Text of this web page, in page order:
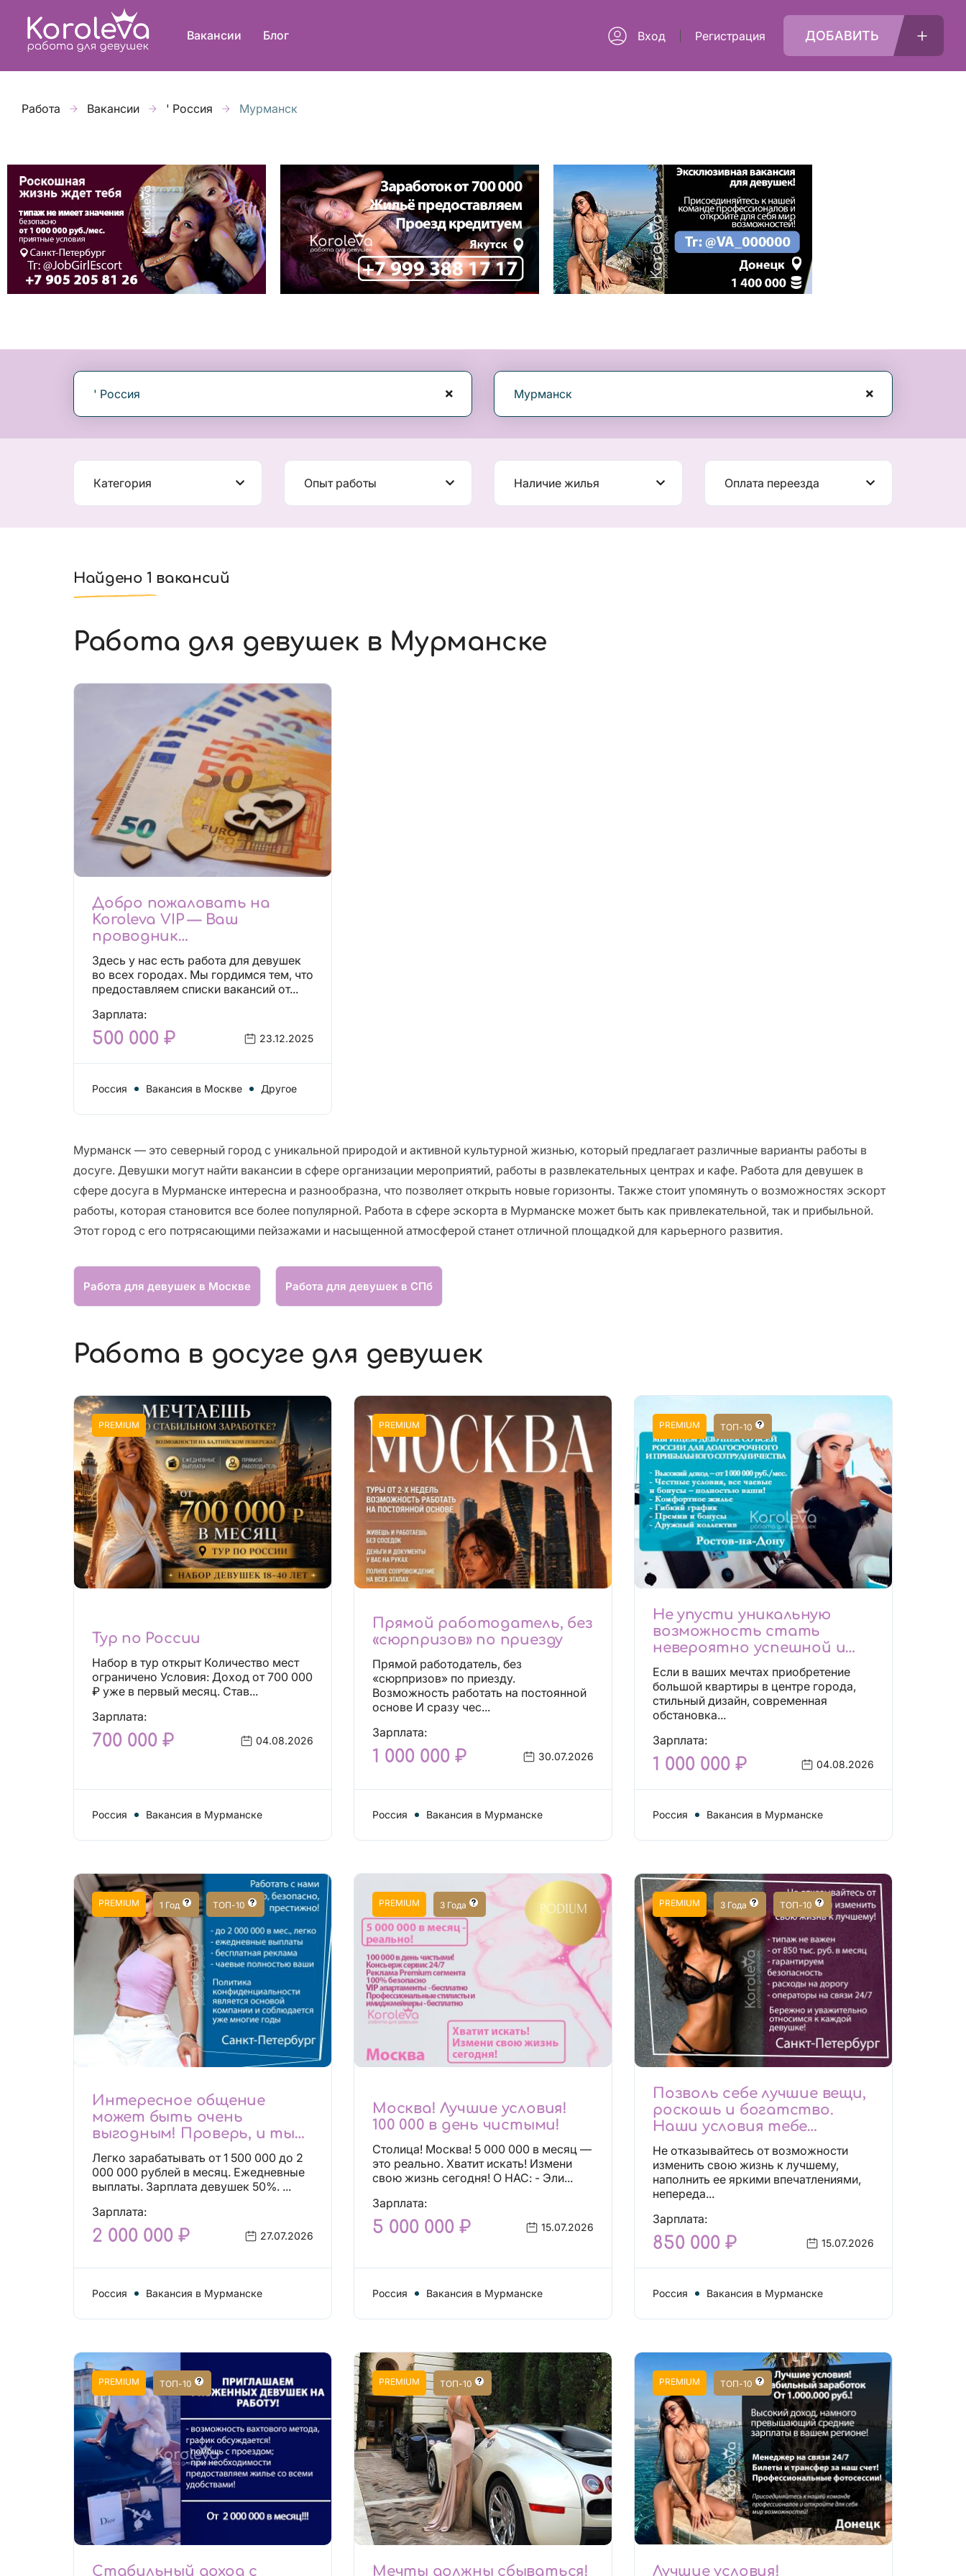
Вакансии Блог Вход Регистрация ДОБАВИТЬ
Работа Вакансии ' Россия Мурманск
' Россия Мурманск
Категория Опыт работы Наличие жилья Оплата переезда
Найдено 1 вакансий
Работа для девушек в Мурманске
Добро пожаловать на
Koroleva VIP — Ваш
проводник
высокооплачиваемых
вакансий!
Здесь у нас есть работа для девушек
во всех городах. Мы гордимся тем, что
предоставляем списки вакансий от...
Зарплата:
500 000 ₽ 23.12.2025
Россия Вакансия в Москве Другое
Мурманск — это северный город с уникальной природой и активной культурной жизнью, который предлагает различные варианты работы в
досуге. Девушки могут найти вакансии в сфере организации мероприятий, работы в развлекательных центрах и кафе. Работа для девушек в
сфере досуга в Мурманске интересна и разнообразна, что позволяет открыть новые горизонты. Также стоит упомянуть о возможностях эскорт
работы, которая становится все более популярной. Работа в сфере эскорта в Мурманске может быть как привлекательной, так и прибыльной.
Этот город с его потрясающими пейзажами и насыщенной атмосферой станет отличной площадкой для карьерного развития.
Работа для девушек в Москве Работа для девушек в СПб
Работа в досуге для девушек
PREMIUM
Тур по России
Набор в тур открыт Количество мест
ограничено Условия: Доход от 700 000
₽ уже в первый месяц. Став...
Зарплата:
700 000 ₽ 04.08.2026
Россия Вакансия в Мурманске
PREMIUM
Прямой работодатель, без
«сюрпризов» по приезду
Прямой работодатель, без
«сюрпризов» по приезду.
Возможность работать на постоянной
основе И сразу чес...
Зарплата:
1 000 000 ₽ 30.07.2026
Россия Вакансия в Мурманске
PREMIUM ТОП-10
Не упусти уникальную
возможность стать
невероятно успешной и
независимой!
Если в ваших мечтах приобретение
большой квартиры в центре города,
стильный дизайн, современная
обстановка...
Зарплата:
1 000 000 ₽ 04.08.2026
Россия Вакансия в Мурманске
PREMIUM 1 Год ТОП-10
Интересное общение
может быть очень
выгодным! Проверь, и ты
не пожалеешь! 2 000 000₽
Легко зарабатывать от 1 500 000 до 2
000 000 рублей в месяц. Ежедневные
выплаты. Зарплата девушек 50%. ...
Зарплата:
2 000 000 ₽ 27.07.2026
Россия Вакансия в Мурманске
PREMIUM 3 Года
Москва! Лучшие условия!
100 000 в день чистыми!
Столица! Москва! 5 000 000 в месяц —
это реально. Хватит искать! Измени
свою жизнь сегодня! О НАС: - Эли...
Зарплата:
5 000 000 ₽ 15.07.2026
Россия Вакансия в Мурманске
PREMIUM 3 Года ТОП-10
Позволь себе лучшие вещи,
роскошь и богатство.
Наши условия тебе
понравятся!
Действительно отличные
условия и поддержка!
Не отказывайтесь от возможности
изменить свою жизнь к лучшему,
наполнить ее яркими впечатлениями,
непереда...
Зарплата:
850 000 ₽ 15.07.2026
Россия Вакансия в Мурманске
PREMIUM ТОП-10
Стабильный доход с
PREMIUM ТОП-10
Мечты должны сбываться!
PREMIUM ТОП-10
Лучшие условия!